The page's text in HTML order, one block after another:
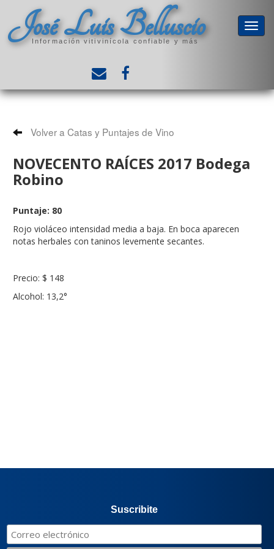
José Luis Belluscio
Información vitivinícola confiable y más
Volver a Catas y Puntajes de Vino
NOVECENTO RAÍCES 2017 Bodega
Robino
Puntaje: 80
Rojo violáceo intensidad media a baja. En boca aparecen
notas herbales con taninos levemente secantes.
Precio: $ 148
Alcohol: 13,2°
Suscribite